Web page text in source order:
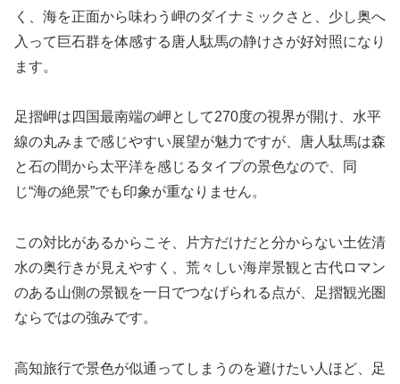
く、海を正面から味わう岬のダイナミックさと、少し奥へ
入って巨石群を体感する唐人駄馬の静けさが好対照になり
ます。
足摺岬は四国最南端の岬として270度の視界が開け、水平
線の丸みまで感じやすい展望が魅力ですが、唐人駄馬は森
と石の間から太平洋を感じるタイプの景色なので、同
じ“海の絶景”でも印象が重なりません。
この対比があるからこそ、片方だけだと分からない土佐清
水の奥行きが見えやすく、荒々しい海岸景観と古代ロマン
のある山側の景観を一日でつなげられる点が、足摺観光圏
ならではの強みです。
高知旅行で景色が似通ってしまうのを避けたい人ほど、足